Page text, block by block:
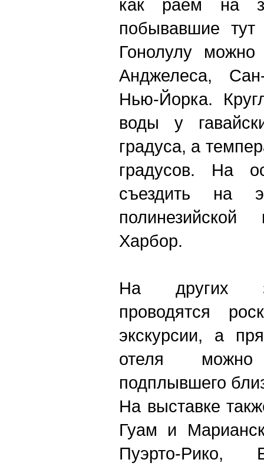
как раем на
побывавшие
Гонолулу
Анджелеса,
Нью-Йорка.
воды у
градуса, а
градусов. На
съездить на
Харбор.
На других
проводятся
экскурсии, а
отеля
подплывшего
На выставке
Гуам и
Пуэрто-Рико,